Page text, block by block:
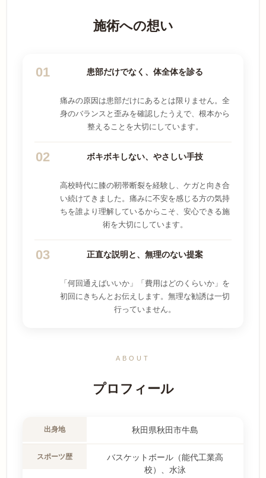
施術への想い
01 患部だけでなく、体全体を診る
痛みの原因は患部だけにあるとは限りません。全
身のバランスと歪みを確認したうえで、根本から
整えることを大切にしています。
02 ボキボキしない、やさしい手技
高校時代に膝の靭帯断裂を経験し、ケガと向き合
い続けてきました。痛みに不安を感じる方の気持
ちを誰より理解しているからこそ、安心できる施
術を大切にしています。
03 正直な説明と、無理のない提案
「何回通えばいいか」「費用はどのくらいか」を
初回にきちんとお伝えします。無理な勧誘は一切
行っていません。
ABOUT
プロフィール
出身地 秋田県秋田市牛島
スポーツ歴
バスケットボール（能代工業高
校）、水泳